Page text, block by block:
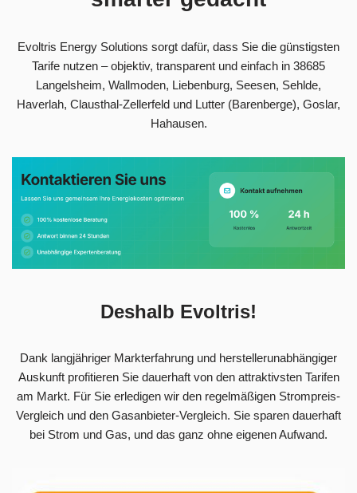
Evoltris Energy Solutions sorgt dafür, dass Sie die günstigsten
Tarife nutzen – objektiv, transparent und einfach in 38685
Langelsheim, Wallmoden, Liebenburg, Seesen, Sehlde,
Haverlah, Clausthal-Zellerfeld und Lutter (Barenberge), Goslar,
Hahausen.
Deshalb Evoltris!
Dank langjähriger Markterfahrung und herstellerunabhängiger
Auskunft profitieren Sie dauerhaft von den attraktivsten Tarifen
am Markt. Für Sie erledigen wir den regelmäßigen Strompreis-
Vergleich und den Gasanbieter-Vergleich. Sie sparen dauerhaft
bei Strom und Gas, und das ganz ohne eigenen Aufwand.